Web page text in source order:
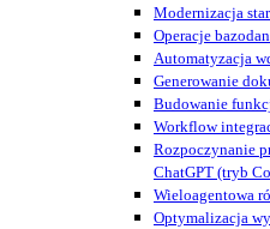
Modernizacja
Operacje
Automatyzacja
Generowanie
Budowanie
Workflow
Rozpoczynanie
ChatGPT (tryb
Wieloagentowa
Optymalizacja